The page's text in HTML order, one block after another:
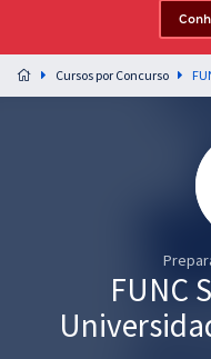
Preparação completa e
residências em saúde do Brasil
Graduação
Cursos por Concurso
FUNC